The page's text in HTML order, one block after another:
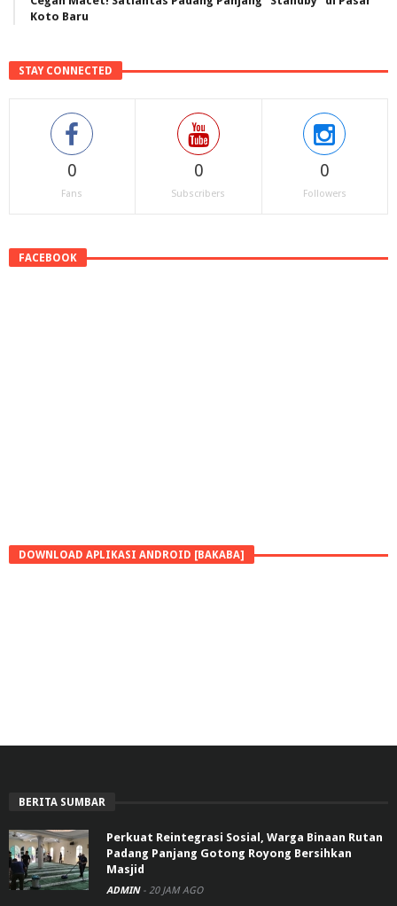
Koto Baru
STAY CONNECTED
0
Fans
0
Subscribers
0
Followers
FACEBOOK
DOWNLOAD APLIKASI ANDROID [BAKABA]
BERITA SUMBAR
Perkuat Reintegrasi Sosial, Warga Binaan Rutan
Padang Panjang Gotong Royong Bersihkan
Masjid
ADMIN - 20 JAM AGO